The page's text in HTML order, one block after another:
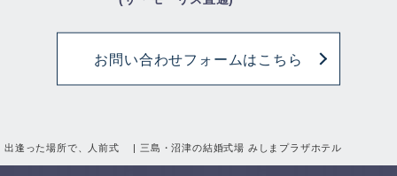
出逢った場所で、人前式 | 三島・沼津の結婚式場 みしまプラザホテル
お問い合わせフォームはこちら